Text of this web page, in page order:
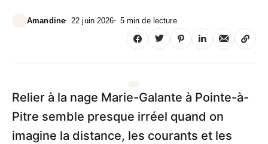
Amandine 22 juin 2026 5 min de lecture
Relier à la nage Marie-Galante à Pointe-à-
Pitre semble presque irréel quand on
imagine la distance, les courants et les